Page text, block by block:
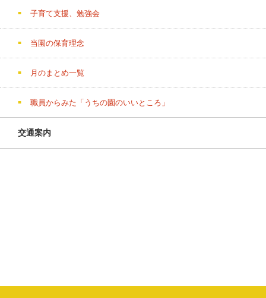
子育て支援、勉強会
当園の保育理念
月のまとめ一覧
職員からみた「うちの園のいいところ」
交通案内